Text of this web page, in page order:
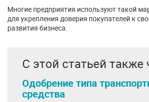
Многие предприятия используют такой
для укрепления доверия покупателей к
развития бизнеса.
С этой статьей также
Одобрение типа
средства